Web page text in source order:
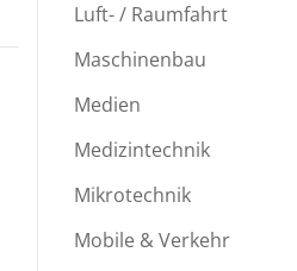
Luft- / Raumfahrt
Maschinenbau
Medien
Medizintechnik
Mikrotechnik
Mobile & Verkehr